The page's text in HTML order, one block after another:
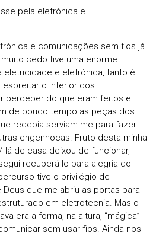
pela eletrónica e
e comunicações sem fios já
cedo tive uma enorme
eletricidade e eletrónica, tanto é
o interior dos
perceber do que eram feitos e
de pouco tempo as peças dos
recebia serviam-me para fazer
engenhocas. Fruto desta minha
lá de casa deixou de funcionar,
recuperá-lo para alegria do
tive o privilégio de
que me abriu as portas para
em eletrotecnia. Mas o
era a forma, na altura, “mágica”
sem usar fios. Ainda nos